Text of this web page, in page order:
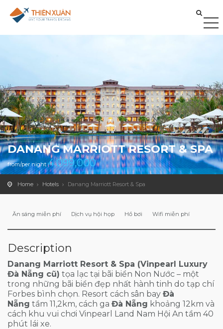
DANANG MARRIOTT RESORT & SPA
from/per night4,099,000
Home Hotels Danang Marriott Resort & Spa
Ăn sáng miễn phí Dịch vụ hội họp Hồ bơi Wifi miễn phí
Description
Danang Marriott Resort & Spa (Vinpearl Luxury
Đà Nẵng cũ) tọa lạc tại bãi biển Non Nước – một
trong những bãi biển đẹp nhất hành tinh do tạp chí
Forbes bình chọn. Resort cách sân bay Đà
Nẵng tầm 11,2km, cách ga Đà Nẵng khoảng 12km và
cách khu vui chơi Vinpearl Land Nam Hội An tầm 40
phút lái xe.